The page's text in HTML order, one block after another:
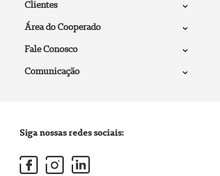
Clientes
Área do Cooperado
Fale Conosco
Comunicação
Siga nossas redes sociais: